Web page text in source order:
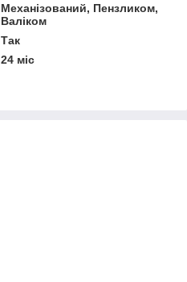
Механізований, Пензликом,
Валіком
Так
24 міс